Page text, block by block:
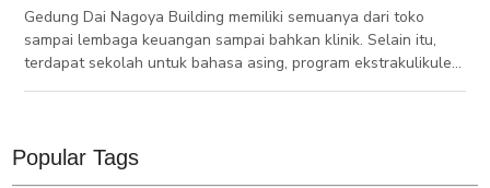
Gedung Dai Nagoya Building memiliki semuanya dari toko
sampai lembaga keuangan sampai bahkan klinik. Selain itu,
terdapat sekolah untuk bahasa asing, program ekstrakulikuler
pembukaannya Gedung Dai Nagoya mengadakan acara yang
Popular Tags